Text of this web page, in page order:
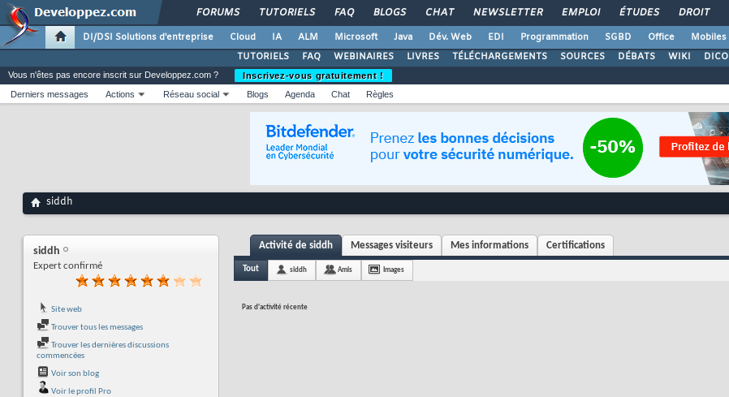
FORUMS TUTORIELS FAQ BLOGS CHAT NEWSLETTER EMPLOI ÉTUDES DROIT
DI/DSI Solutions d'entreprise Cloud IA ALM Microsoft Java Dév. Web EDI Programmation SGBD Office Mobiles
TUTORIELS
FAQ WEBINAIRES LIVRES TÉLÉCHARGEMENTS SOURCES DÉBATS WIKI DICO
Vous n'êtes pas encore inscrit sur Developpez.com ?
Inscrivez-vous gratuitement !
Derniers messages
Actions Réseau social Blogs Agenda Chat Règles
siddh
siddh
Expert confirmé
Site web
Trouver tous les messages
Trouver les dernières discussions
commencées
Voir son blog
Voir le profil Pro
Activité de siddh Messages visiteurs Mes informations Certifications
Tout siddh Amis Images
Pas d'activité récente